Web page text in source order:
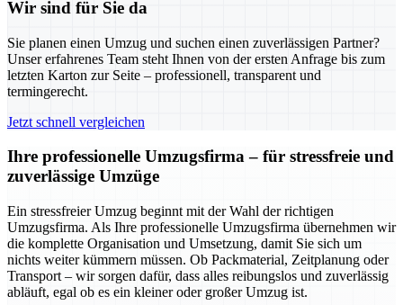
Wir sind für Sie da
Sie planen einen Umzug und suchen einen zuverlässigen Partner?
Unser erfahrenes Team steht Ihnen von der ersten Anfrage bis zum
letzten Karton zur Seite – professionell, transparent und
termingerecht.
Jetzt schnell vergleichen
Ihre professionelle Umzugsfirma – für stressfreie und
zuverlässige Umzüge
Ein stressfreier Umzug beginnt mit der Wahl der richtigen
Umzugsfirma. Als Ihre professionelle Umzugsfirma übernehmen wir
die komplette Organisation und Umsetzung, damit Sie sich um
nichts weiter kümmern müssen. Ob Packmaterial, Zeitplanung oder
Transport – wir sorgen dafür, dass alles reibungslos und zuverlässig
abläuft, egal ob es ein kleiner oder großer Umzug ist.